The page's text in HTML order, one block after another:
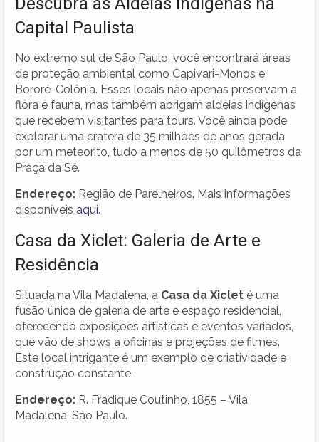
Capital Paulista
No extremo sul de São Paulo, você encontrará áreas
de proteção ambiental como Capivari-Monos e
Bororé-Colônia. Esses locais não apenas preservam a
flora e fauna, mas também abrigam aldeias indígenas
que recebem visitantes para tours. Você ainda pode
explorar uma cratera de 35 milhões de anos gerada
por um meteorito, tudo a menos de 50 quilômetros da
Praça da Sé.
Endereço: Região de Parelheiros. Mais informações
disponíveis aqui.
Casa da Xiclet: Galeria de Arte e
Residência
Situada na Vila Madalena, a Casa da Xiclet é uma
fusão única de galeria de arte e espaço residencial,
oferecendo exposições artísticas e eventos variados,
que vão de shows a oficinas e projeções de filmes.
Este local intrigante é um exemplo de criatividade e
construção constante.
Endereço: R. Fradique Coutinho, 1855 – Vila
Madalena, São Paulo.